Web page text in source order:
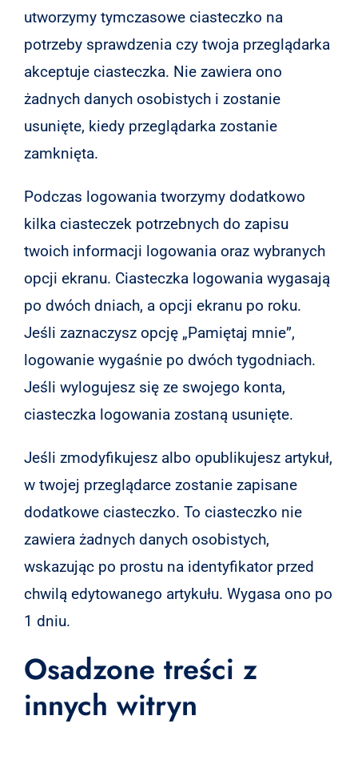
utworzymy tymczasowe ciasteczko na
potrzeby sprawdzenia czy twoja przeglądarka
akceptuje ciasteczka. Nie zawiera ono
żadnych danych osobistych i zostanie
usunięte, kiedy przeglądarka zostanie
zamknięta.
Podczas logowania tworzymy dodatkowo
kilka ciasteczek potrzebnych do zapisu
twoich informacji logowania oraz wybranych
opcji ekranu. Ciasteczka logowania wygasają
po dwóch dniach, a opcji ekranu po roku.
Jeśli zaznaczysz opcję „Pamiętaj mnie”,
logowanie wygaśnie po dwóch tygodniach.
Jeśli wylogujesz się ze swojego konta,
ciasteczka logowania zostaną usunięte.
Jeśli zmodyfikujesz albo opublikujesz artykuł,
w twojej przeglądarce zostanie zapisane
dodatkowe ciasteczko. To ciasteczko nie
zawiera żadnych danych osobistych,
wskazując po prostu na identyfikator przed
chwilą edytowanego artykułu. Wygasa ono po
1 dniu.
Osadzone treści z
innych witryn